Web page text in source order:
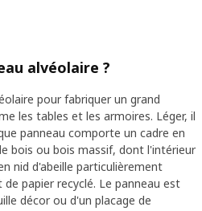
alvéolaire ?
pour fabriquer un grand
les tables et les armoires. Léger, il
panneau comporte un cadre en
bois ou bois massif, dont l'intérieur
nid d'abeille particulièrement
papier recyclé. Le panneau est
décor ou d'un placage de